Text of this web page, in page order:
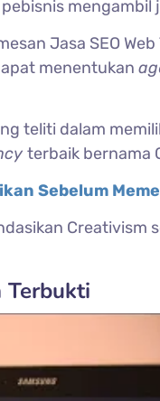
mengambil
Jasa SEO Web
menentukan
teliti dalam
terbaik bernama
Sebelum
Creativism
Terbukti